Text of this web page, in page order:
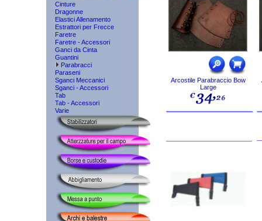
Cinture
Dragonne
Elastici Allenamento
Estrattori per Frecce
Faretre
Faretre - Accessori
Ganci da Cinta
Guantini
Parabracci
Paraseni
Sganci Meccanici
Sganci - Accessori
Tab
Tab - Accessori
Varie
Arcostile Parabraccio Bow
Large